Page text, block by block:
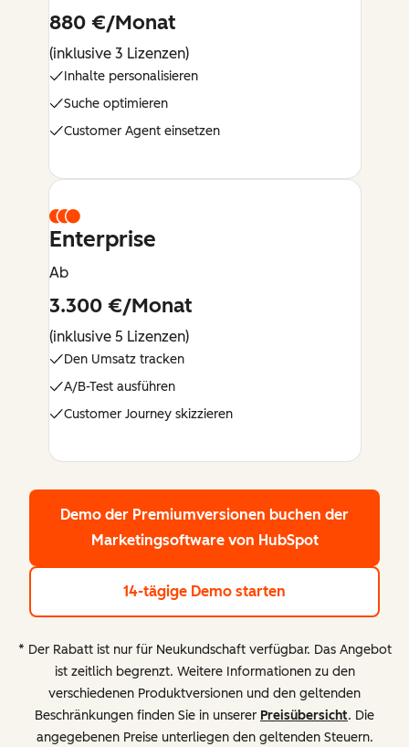
880 €/Monat
(inklusive 3 Lizenzen)
Inhalte personalisieren
Suche optimieren
Customer Agent einsetzen
Enterprise
Ab
3.300 €/Monat
(inklusive 5 Lizenzen)
Den Umsatz tracken
A/B-Test ausführen
Customer Journey skizzieren
Demo der Premiumversionen buchen der
Marketingsoftware von HubSpot
14-tägige Demo starten
* Der Rabatt ist nur für Neukundschaft verfügbar. Das Angebot
ist zeitlich begrenzt. Weitere Informationen zu den
verschiedenen Produktversionen und den geltenden
Beschränkungen finden Sie in unserer Preisübersicht. Die
angegebenen Preise unterliegen den geltenden Steuern.